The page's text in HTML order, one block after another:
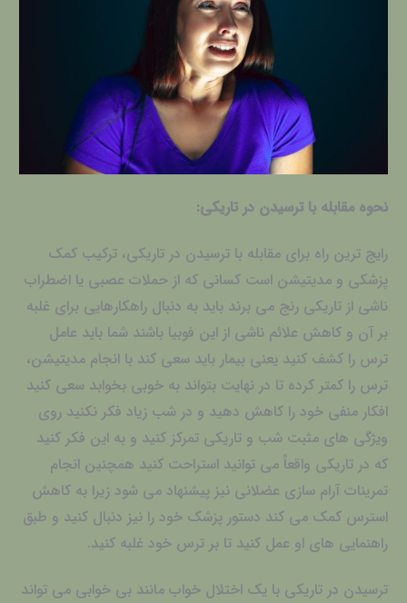
نحوه مقابله با ترسیدن در تاریکی:
رایج ترین راه برای مقابله با ترسیدن در تاریکی، ترکیب کمک
پزشکی و مدیتیشن است کسانی که از حملات عصبی یا اضطراب
ناشی از تاریکی رنج می برند باید به دنبال راهکارهایی برای غلبه
بر آن و کاهش علائم ناشی از این فوبیا باشند شما باید عامل
ترس را کشف کنید یعنی بیمار باید سعی کند با انجام مدیتیشن،
ترس را کمتر کرده تا در نهایت بتواند به خوبی بخوابد سعی کنید
افکار منفی خود را کاهش دهید و در شب زیاد فکر نکنید روی
ویژگی های مثبت شب و تاریکی تمرکز کنید و به این فکر کنید
که در تاریکی واقعاً می توانید استراحت کنید همچنین انجام
تمرینات آرام سازی عضلانی نیز پیشنهاد می شود زیرا به کاهش
استرس کمک می کند دستور پزشک خود را نیز دنبال کنید و طبق
راهنمایی های او عمل کنید تا بر ترس خود غلبه کنید.
ترسیدن در تاریکی با یک اختلال خواب مانند بی خوابی می تواند